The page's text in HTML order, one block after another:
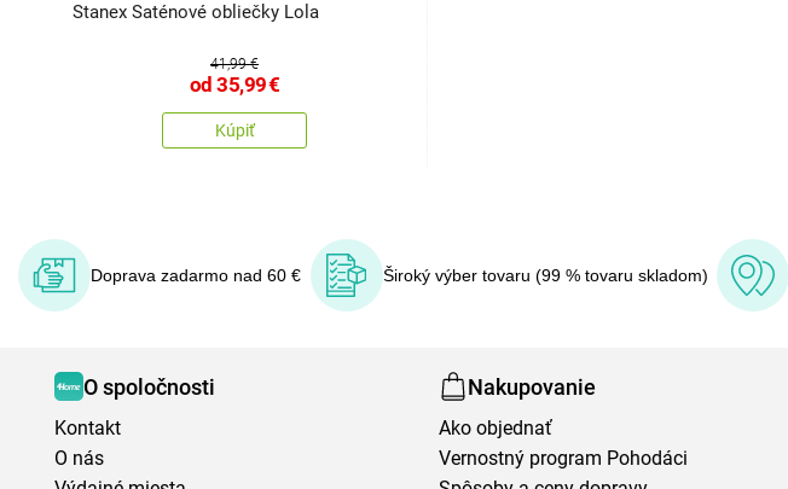
Stanex Saténové obliečky Lola
41,99 €
od 35,99€
Kúpiť
Doprava zadarmo nad 60 € Široký výber tovaru (99 % tovaru skladom)
O spoločnosti
Kontakt
O nás
Nakupovanie
Ako objednať
Vernostný program Pohodáci